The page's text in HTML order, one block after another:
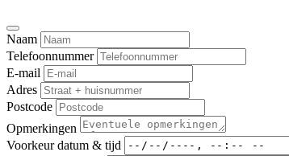
Naam
Telefoonnummer
E-mail
Adres
Postcode
Opmerkingen
Voorkeur datum & tijd